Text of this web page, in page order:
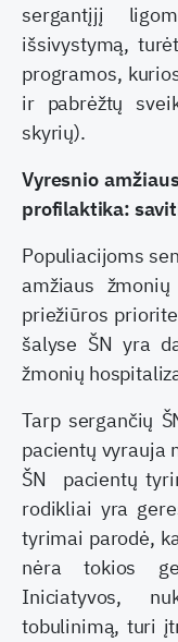
sergantįjį
išsivystymą,
programos,
ir pabrėžtų
skyrių).
Vyresnio
profilaktika:
Populiacijoms
amžiaus
priežiūros
šalyse ŠN yra
žmonių
Tarp sergančių
pacientų vyrauja
ŠN pacientų
rodikliai yra
tyrimai parodė,
nėra tokios
Iniciatyvos,
tobulinimą, turi